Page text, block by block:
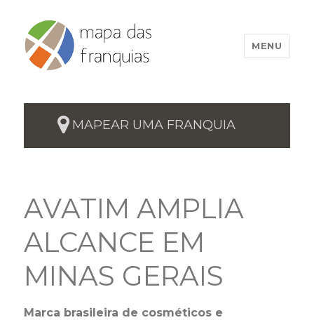
MENU
MAPEAR UMA FRANQUIA
AVATIM AMPLIA
ALCANCE EM
MINAS GERAIS
Marca brasileira de cosméticos e